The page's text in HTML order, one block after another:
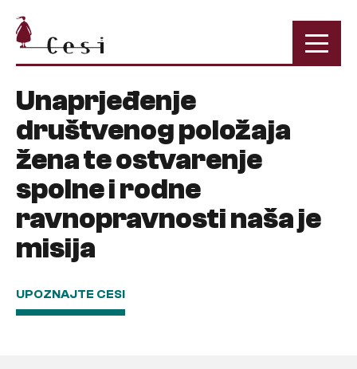
Unaprjeđenje
društvenog položaja
žena te ostvarenje
spolne i rodne
ravnopravnosti naša je
misija
UPOZNAJTE CESI